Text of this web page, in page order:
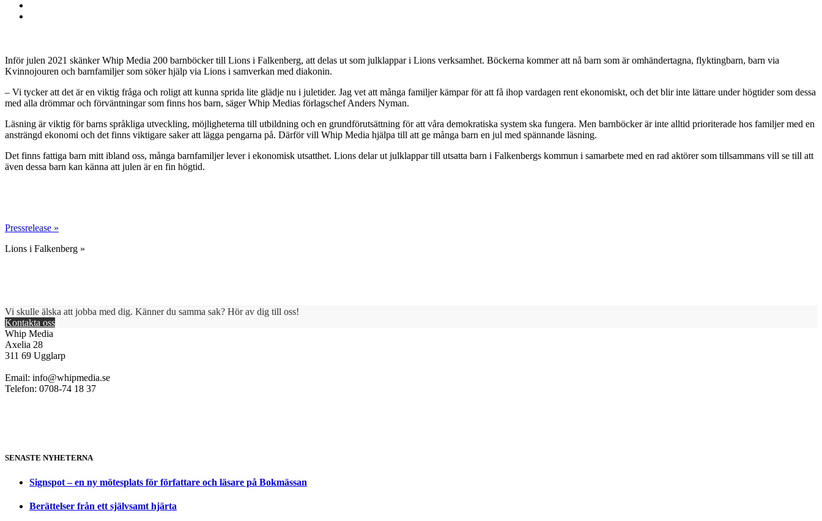
Inför julen 2021 skänker Whip Media 200 barnböcker till Lions i Falkenberg, att delas ut som julklappar i Lions verksamhet. Böckerna kommer att nå barn som är omhändertagna, flyktingbarn, barn via
Kvinnojouren och barnfamiljer som söker hjälp via Lions i samverkan med diakonin.
– Vi tycker att det är en viktig fråga och roligt att kunna sprida lite glädje nu i juletider. Jag vet att många familjer kämpar för att få ihop vardagen rent ekonomiskt, och det blir inte lättare under högtider som dessa
med alla drömmar och förväntningar som finns hos barn, säger Whip Medias förlagschef Anders Nyman.
Läsning är viktig för barns språkliga utveckling, möjligheterna till utbildning och en grundförutsättning för att våra demokratiska system ska fungera. Men barnböcker är inte alltid prioriterade hos familjer med en
ansträngd ekonomi och det finns viktigare saker att lägga pengarna på. Därför vill Whip Media hjälpa till att ge många barn en jul med spännande läsning.
Det finns fattiga barn mitt ibland oss, många barnfamiljer lever i ekonomisk utsatthet. Lions delar ut julklappar till utsatta barn i Falkenbergs kommun i samarbete med en rad aktörer som tillsammans vill se till att
även dessa barn kan känna att julen är en fin högtid.
Pressrelease »
Lions i Falkenberg »
Vi skulle älska att jobba med dig. Känner du samma sak? Hör av dig till oss!
Kontakta oss
Whip Media
Axelia 28
311 69 Ugglarp
Email: info@whipmedia.se
Telefon: 0708-74 18 37
SENASTE NYHETERNA
Signspot – en ny mötesplats för författare och läsare på Bokmässan
Berättelser från ett självsamt hjärta